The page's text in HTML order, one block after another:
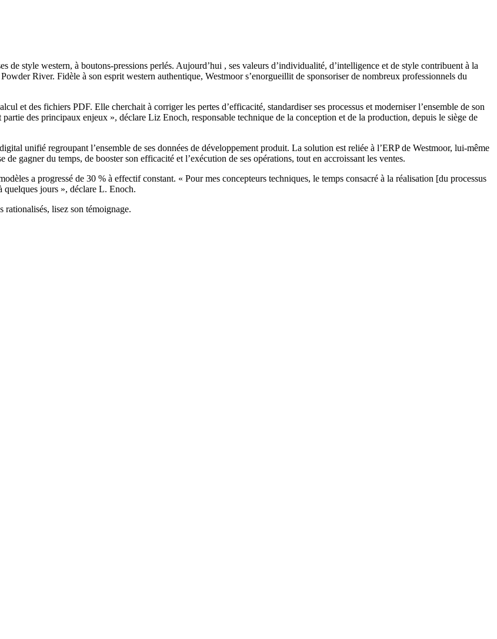
de style western, à boutons-pressions perlés. Aujourd’hui , ses valeurs d’individualité, d’intelligence et de style contribuent à la
River. Fidèle à son esprit western authentique, Westmoor s’enorgueillit de sponsoriser de nombreux professionnels du
et des fichiers PDF. Elle cherchait à corriger les pertes d’efficacité, standardiser ses processus et moderniser l’ensemble de son
des principaux enjeux », déclare Liz Enoch, responsable technique de la conception et de la production, depuis le siège de
unifié regroupant l’ensemble de ses données de développement produit. La solution est reliée à l’ERP de Westmoor, lui-même
gagner du temps, de booster son efficacité et l’exécution de ses opérations, tout en accroissant les ventes.
a progressé de 30 % à effectif constant. « Pour mes concepteurs techniques, le temps consacré à la réalisation [du processus
quelques jours », déclare L. Enoch.
rationalisés, lisez son témoignage.